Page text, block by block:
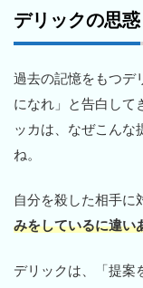
デリックの思惑
過去の記憶をもつデ
になれ」と告白して
ッカは、なぜこんな
ね。
自分を殺した相手に
みをしているに違い
デリックは、「提案